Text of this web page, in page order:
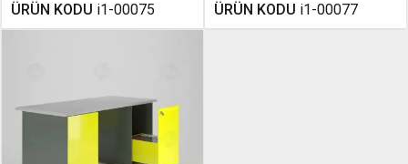
ÜRÜN KODU i1-00075 ÜRÜN KODU i1-00077